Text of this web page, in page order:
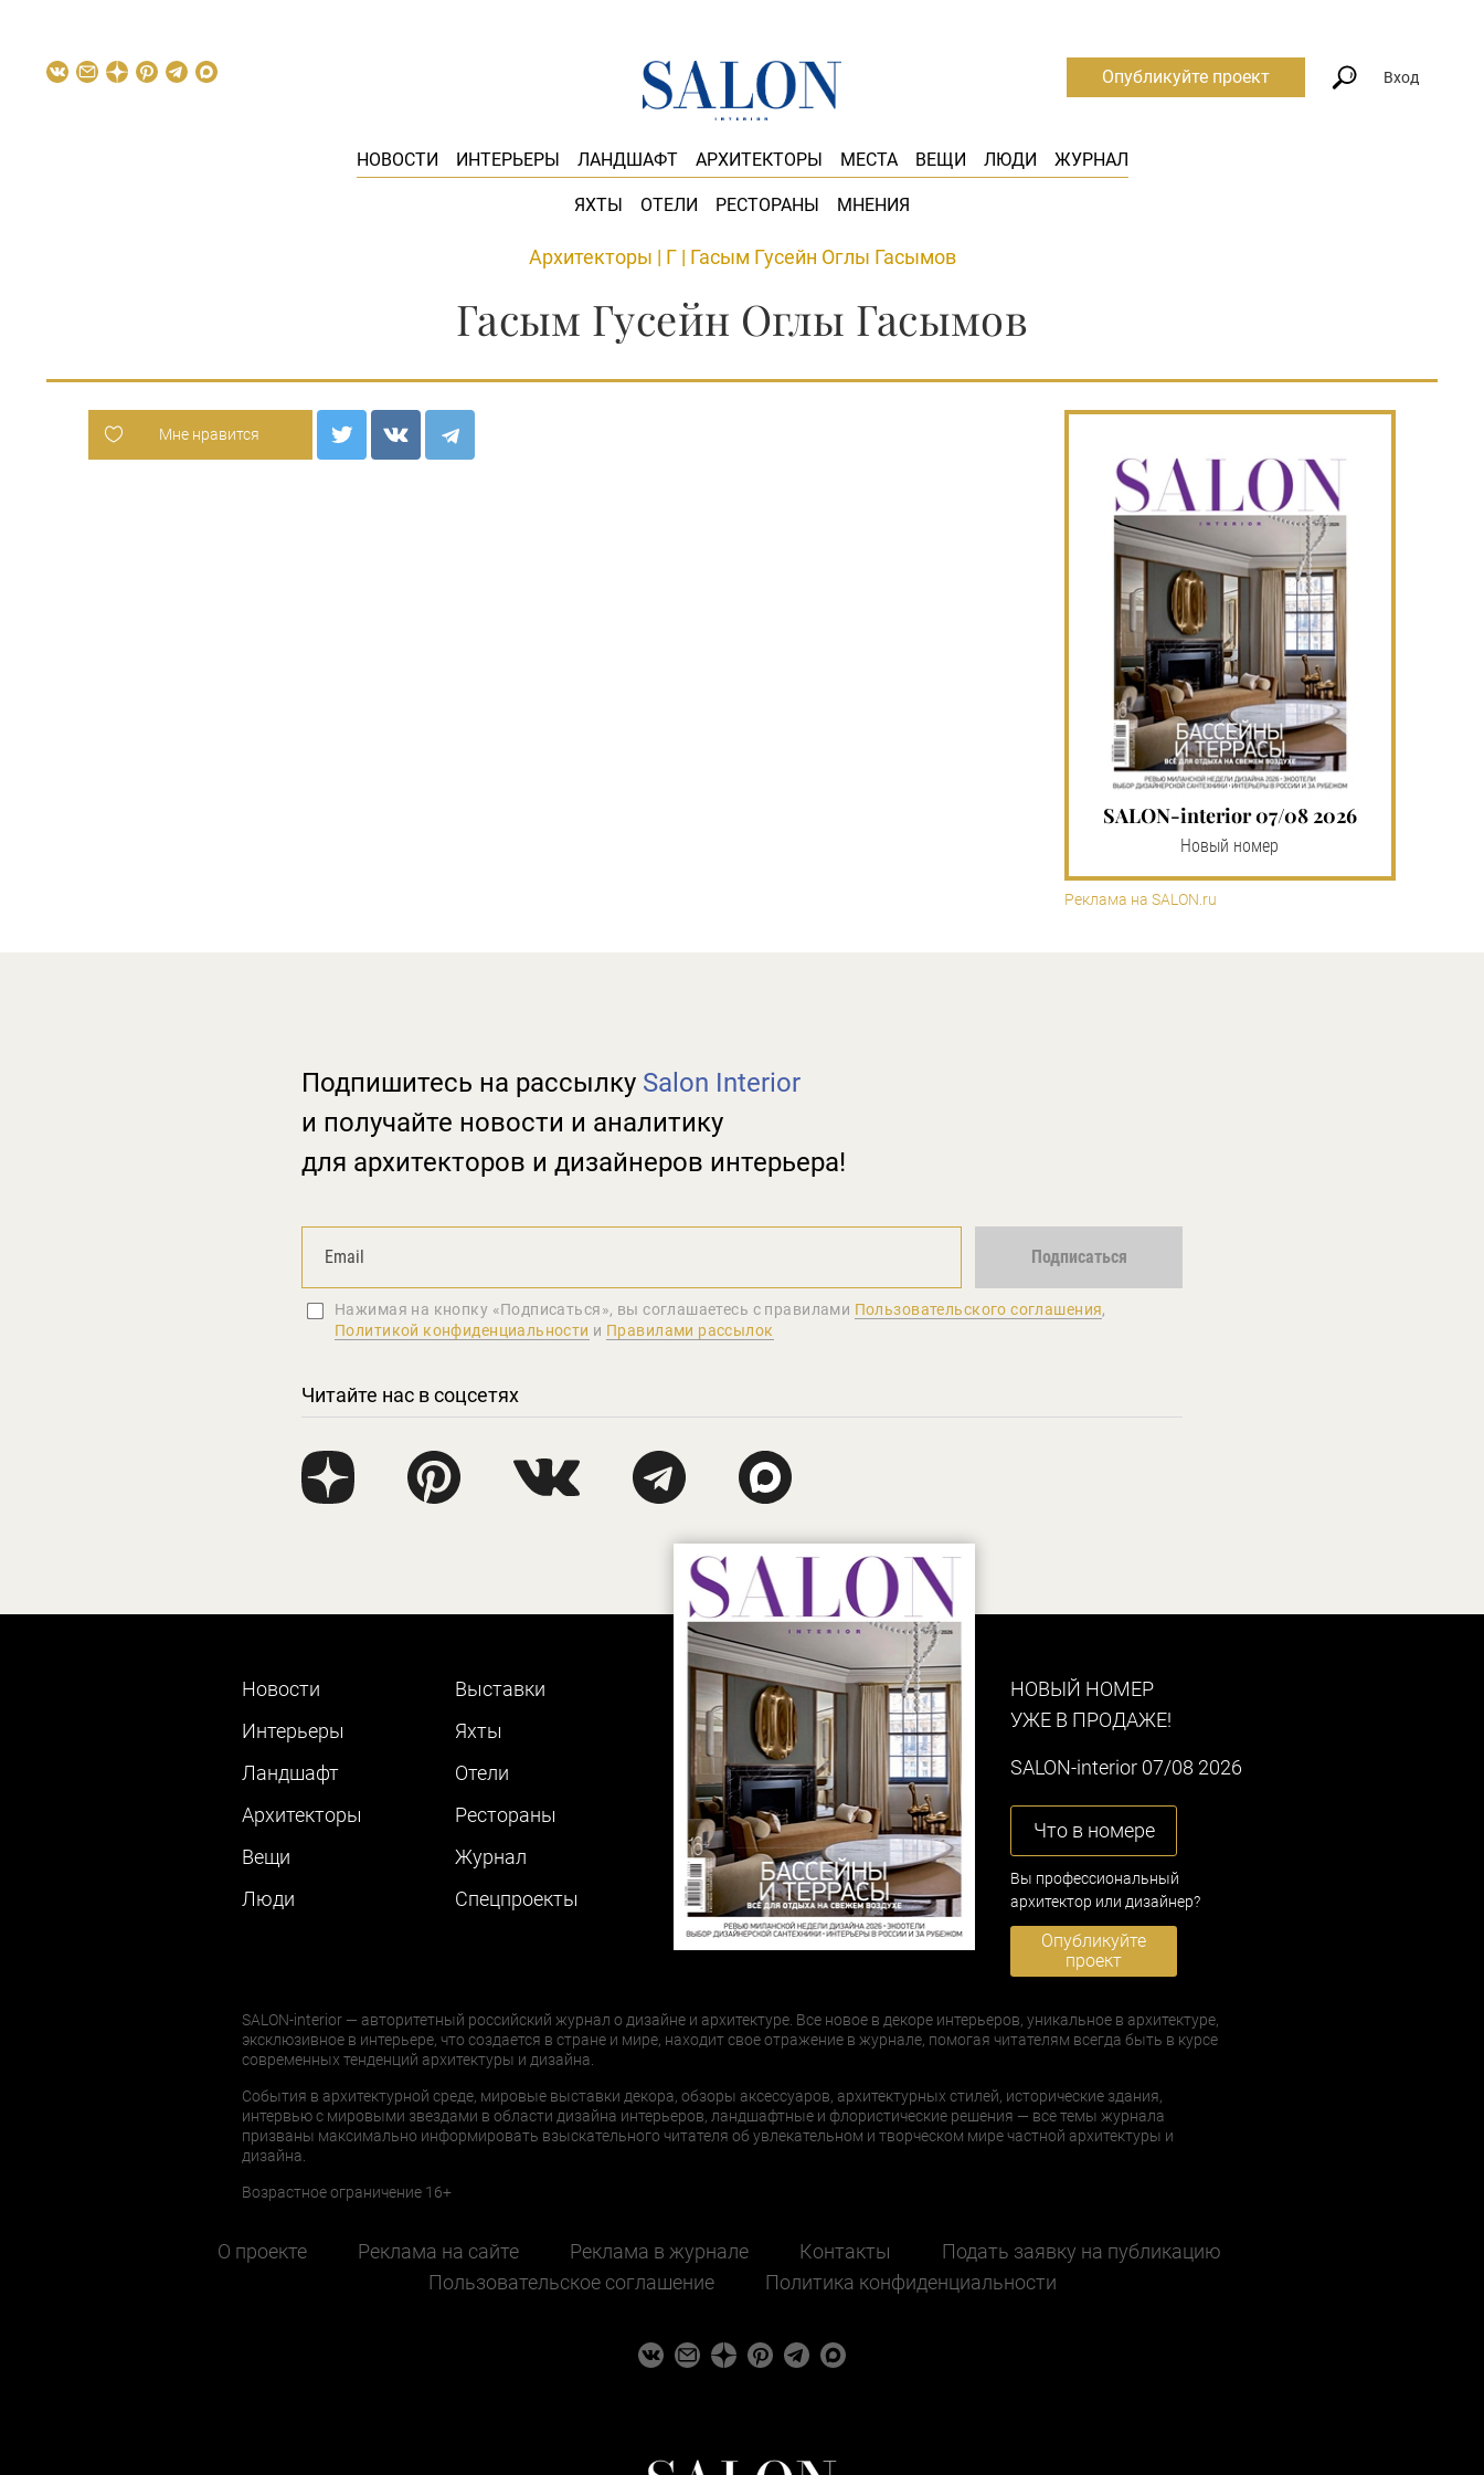
НОВОСТИ ИНТЕРЬЕРЫ ЛАНДШАФТ АРХИТЕКТОРЫ МЕСТА ВЕЩИ ЛЮДИ ЖУРНАЛ
ЯХТЫ ОТЕЛИ РЕСТОРАНЫ МНЕНИЯ
Опубликуйте проект Вход
Архитекторы | Г | Гасым Гусейн Оглы Гасымов
Гасым Гусейн Оглы Гасымов
Мне нравится
SALON-interior 07/08 2026
Новый номер
Реклама на SALON.ru
Подпишитесь на рассылку Salon Interior
и получайте новости и аналитику
для архитекторов и дизайнеров интерьера!
Подписаться
Нажимая на кнопку «Подписаться», вы соглашаетеcь с правилами Пользовательского соглашения,
Политикой конфиденциальности и Правилами рассылок
Читайте нас в соцсетях
Новости
Интерьеры
Ландшафт
Архитекторы
Вещи
Люди
Выставки
Яхты
Отели
Рестораны
Журнал
Cпецпроекты
НОВЫЙ НОМЕР
УЖЕ В ПРОДАЖЕ!
SALON-interior 07/08 2026
Что в номере
Вы профессиональный
архитектор или дизайнер?
Опубликуйте
проект
SALON-interior — авторитетный российский журнал о дизайне и архитектуре. Все новое в декоре интерьеров, уникальное в архитектуре,
эксклюзивное в интерьере, что создается в стране и мире, находит свое отражение в журнале, помогая читателям всегда быть в курсе
современных тенденций архитектуры и дизайна.
События в архитектурной среде, мировые выставки декора, обзоры аксессуаров, архитектурных стилей, исторические здания,
интервью с мировыми звездами в области дизайна интерьеров, ландшафтные и флористические решения — все темы журнала
призваны максимально информировать взыскательного читателя об увлекательном и творческом мире частной архитектуры и
дизайна.
Возрастное ограничение 16+
О проекте Реклама на сайте Реклама в журнале Контакты
Подать заявку на публикацию
Пользовательское соглашение
Политика конфиденциальности